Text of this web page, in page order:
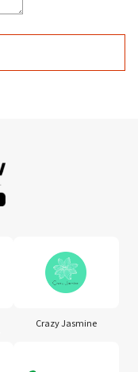
Crazy Jasmine